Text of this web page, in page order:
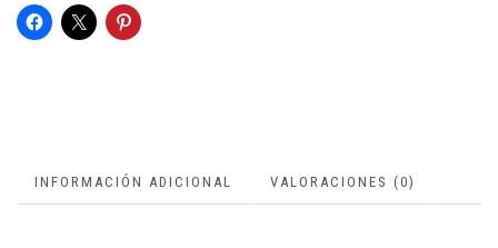
INFORMACIÓN ADICIONAL VALORACIONES (0)